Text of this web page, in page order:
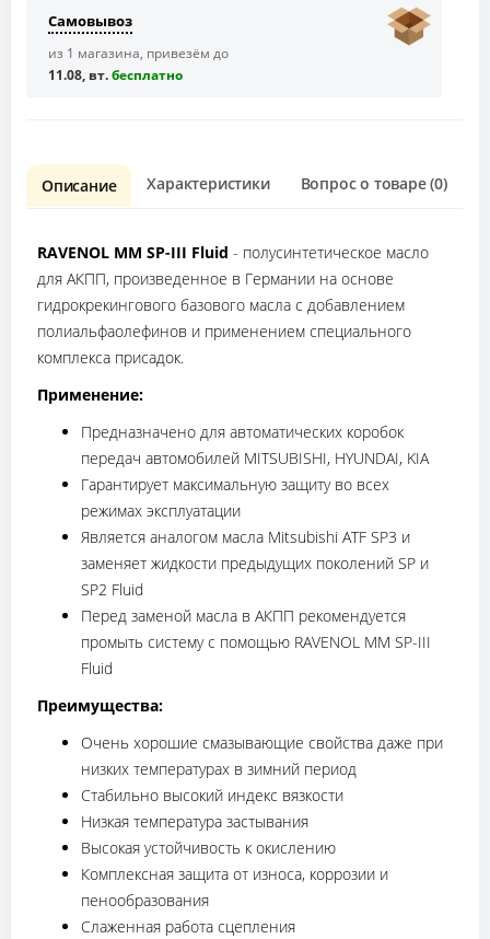
Самовывоз
из 1 магазина, привезём до
11.08, вт.бесплaтно
Описание Характеристики Вопрос о товаре (0)
RAVENOL MM SP-III Fluid - полусинтетическое масло
для АКПП, произведенное в Германии на основе
гидрокрекингового базового масла с добавлением
полиальфаолефинов и применением специального
комплекса присадок.
Применение:
Предназначено для автоматических коробок
передач автомобилей MITSUBISHI, HYUNDAI, KIA
Гарантирует максимальную защиту во всех
режимах эксплуатации
Является аналогом масла Mitsubishi ATF SP3 и
заменяет жидкости предыдущих поколений SP и
SP2 Fluid
Перед заменой масла в АКПП рекомендуется
промыть систему с помощью RAVENOL MM SP-III
Fluid
Преимущества:
Очень хорошие смазывающие свойства даже при
низких температурах в зимний период
Стабильно высокий индекс вязкости
Низкая температура застывания
Высокая устойчивость к окислению
Комплексная защита от износа, коррозии и
пенообразования
Слаженная работа сцепления